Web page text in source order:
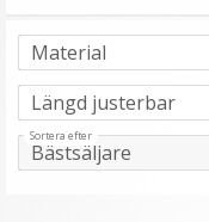
Sortera efter